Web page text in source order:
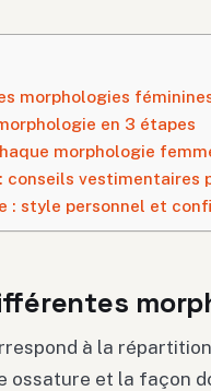
morphologies
en 3 étapes
morphologie
conseils vestimentaires
: style personnel et
à la
ossature et la façon